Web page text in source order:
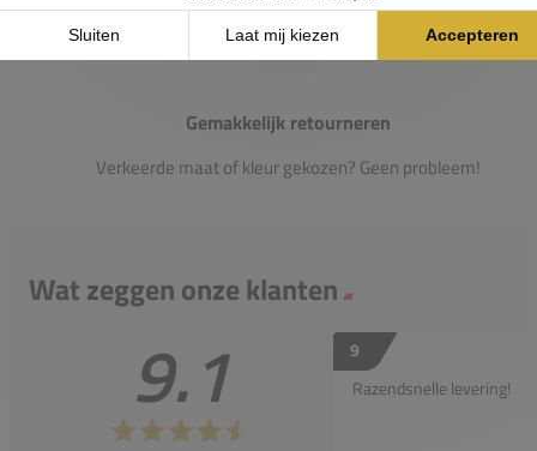
Gemakkelijk retourneren
Verkeerde maat of kleur gekozen? Geen probleem!
Wat zeggen onze klanten
9.1
9
Razendsnelle levering!